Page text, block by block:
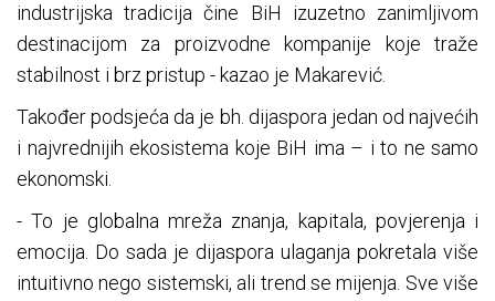
industrijska tradicija čine BiH izuzetno zanimljivom
destinacijom za proizvodne kompanije koje traže
stabilnost i brz pristup - kazao je Makarević.
Također podsjeća da je bh. dijaspora jedan od najvećih
i najvrednijih ekosistema koje BiH ima – i to ne samo
ekonomski.
- To je globalna mreža znanja, kapitala, povjerenja i
emocija. Do sada je dijaspora ulaganja pokretala više
intuitivno nego sistemski, ali trend se mijenja. Sve više